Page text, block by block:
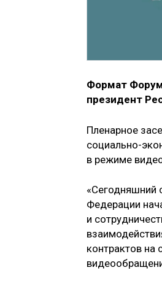
Формат
президент
Пленарное
социально-
в режиме
«Сегодняшний
Федерации
и
контрактов